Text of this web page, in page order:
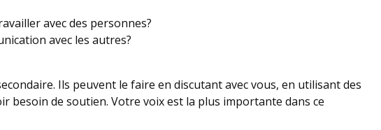
avec des personnes?
avec les autres?
Ils peuvent le faire en discutant avec vous, en utilisant des
besoin de soutien. Votre voix est la plus importante dans ce